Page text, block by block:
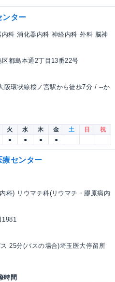
ンター
科 消化器内科 神経内科 外科 脳神
都島本通2丁目13番22号
阪環状線桜ノ宮駅から徒歩7分 / --か
火 水 木 金 土 日
祝
● ● ● ●
療センター
科) リウマチ科(リウマチ・膠原病内
25分(バスの場合)埼玉医大停留所
時間